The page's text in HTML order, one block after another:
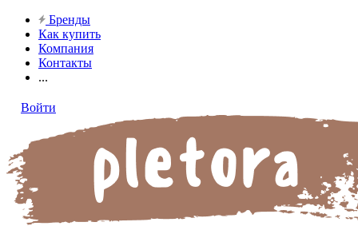
Бренды
Как купить
Компания
Контакты
...
Войти